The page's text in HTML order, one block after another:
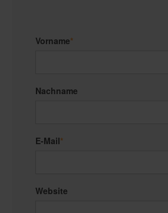
Vorname*
Nachname
E-Mail*
Website